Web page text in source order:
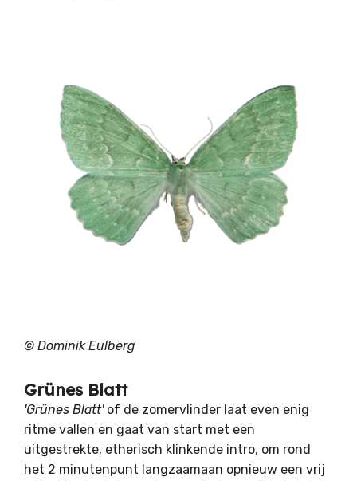
© Dominik Eulberg
Grünes Blatt
'Grünes Blatt'of de zomervlinder laat even enig
ritme vallen en gaat van start met een
uitgestrekte, etherisch klinkende intro, om rond
het 2 minutenpunt langzaamaan opnieuw een vrij